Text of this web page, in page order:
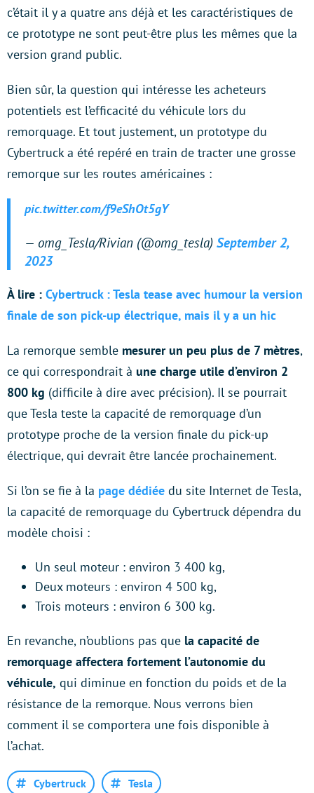
c’était il y a quatre ans déjà et les caractéristiques de
ce prototype ne sont peut-être plus les mêmes que la
version grand public.
Bien sûr, la question qui intéresse les acheteurs
potentiels est l’efficacité du véhicule lors du
remorquage. Et tout justement, un prototype du
Cybertruck a été repéré en train de tracter une grosse
remorque sur les routes américaines :
pic.twitter.com/f9eShOt5gY
— omg_Tesla/Rivian (@omg_tesla) September 2,
2023
À lire : Cybertruck : Tesla tease avec humour la version
finale de son pick-up électrique, mais il y a un hic
La remorque semble mesurer un peu plus de 7 mètres,
ce qui correspondrait à une charge utile d’environ 2
800 kg (difficile à dire avec précision). Il se pourrait
que Tesla teste la capacité de remorquage d’un
prototype proche de la version finale du pick-up
électrique, qui devrait être lancée prochainement.
Si l’on se fie à la page dédiée du site Internet de Tesla,
la capacité de remorquage du Cybertruck dépendra du
modèle choisi :
Un seul moteur : environ 3 400 kg,
Deux moteurs : environ 4 500 kg,
Trois moteurs : environ 6 300 kg.
En revanche, n’oublions pas que la capacité de
remorquage affectera fortement l’autonomie du
véhicule, qui diminue en fonction du poids et de la
résistance de la remorque. Nous verrons bien
comment il se comportera une fois disponible à
l’achat.
Cybertruck Tesla